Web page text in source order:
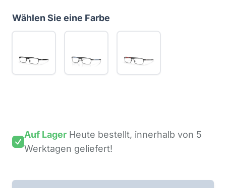
Wählen Sie eine Farbe
Auf Lager Heute bestellt, innerhalb von 5
Werktagen geliefert!